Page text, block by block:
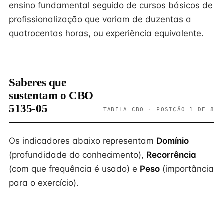
ensino fundamental seguido de cursos básicos de
profissionalização que variam de duzentas a
quatrocentas horas, ou experiência equivalente.
Saberes que
sustentam o CBO
5135-05
TABELA CBO · POSIÇÃO 1 DE 8
Os indicadores abaixo representam Domínio
(profundidade do conhecimento), Recorrência
(com que frequência é usado) e Peso (importância
para o exercício).